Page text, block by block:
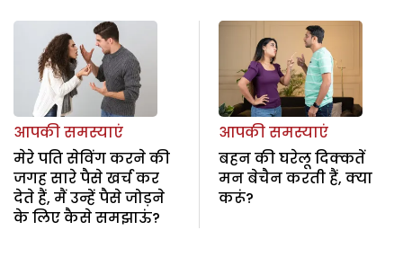
आपकी समस्याएं
मेरे पति सेविंग करने की
जगह सारे पैसे खर्च कर
देते हैं, मैं उन्हें पैसे जोड़ने
के लिए कैसे समझाऊं?
आपकी समस्याएं
बहन की घरेलू दिक्कतें
मन बेचैन करती हैं, क्या
करूं?